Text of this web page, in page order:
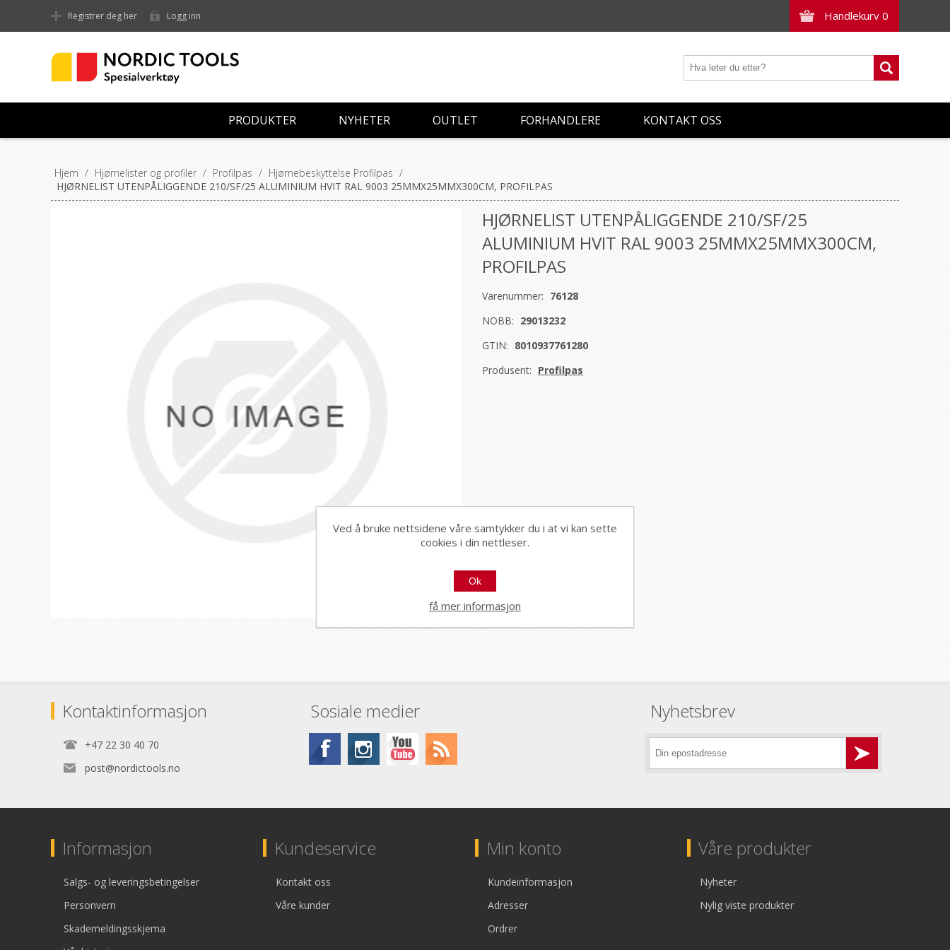
Handlekurv 0
Registrer deg her Logg inn
PRODUKTER NYHETER OUTLET FORHANDLERE KONTAKT OSS
Hjem / Hjørnelister og profiler / Profilpas / Hjørnebeskyttelse Profilpas /
HJØRNELIST UTENPÅLIGGENDE 210/SF/25 ALUMINIUM HVIT RAL 9003 25MMX25MMX300CM, PROFILPAS
HJØRNELIST UTENPÅLIGGENDE 210/SF/25
ALUMINIUM HVIT RAL 9003 25MMX25MMX300CM,
PROFILPAS
Varenummer: 76128
NOBB: 29013232
GTIN: 8010937761280
Produsent: Profilpas
Kontaktinformasjon
+47 22 30 40 70
post@nordictools.no
Sosiale medier Nyhetsbrev
Informasjon
Salgs- og leveringsbetingelser
Personvern
Skademeldingsskjema
Kundeservice
Kontakt oss
Våre kunder
Min konto
Kundeinformasjon
Adresser
Ordrer
Våre produkter
Nyheter
Nylig viste produkter
Ved å bruke nettsidene våre samtykker du i at vi kan sette
cookies i din nettleser.
Ok
få mer informasjon